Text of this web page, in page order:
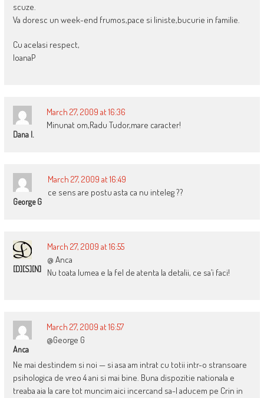
scuze.
Va doresc un week-end frumos,pace si liniste,bucurie in familie.
Cu acelasi respect,
IoanaP
Dana I.
March 27, 2009 at 16:36
Minunat om,Radu Tudor,mare caracter!
George G
March 27, 2009 at 16:49
ce sens are postu asta ca nu inteleg ??
[D][S][N]
March 27, 2009 at 16:55
@ Anca
Nu toata lumea e la fel de atenta la detalii, ce sa’i faci!
Anca
March 27, 2009 at 16:57
@George G
Ne mai destindem si noi — si asa am intrat cu totii intr-o stransoare
psihologica de vreo 4 ani si mai bine. Buna dispozitie nationala e
treaba aia la care tot muncim aici incercand sa-l aducem pe Crin in